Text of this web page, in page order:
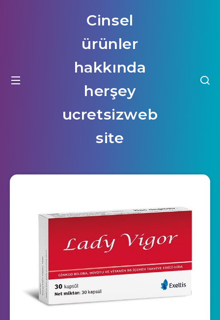
Cinsel
ürünler
hakkında
herşey
ucretsizweb
site